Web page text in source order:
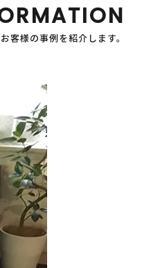
客様の事例を紹介します。